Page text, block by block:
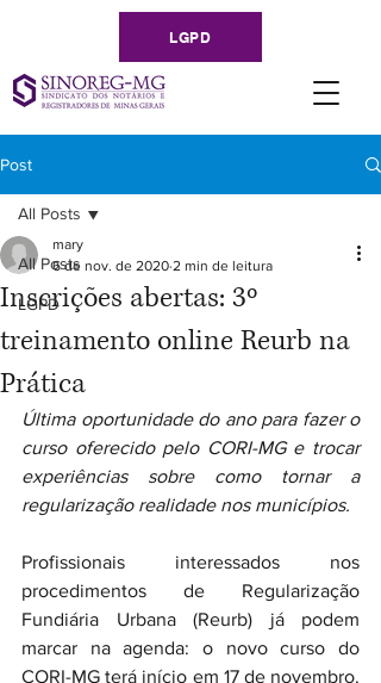
LGPD
Post
All Posts
LGPD
All Posts
Inscrições abertas: 3º
treinamento online Reurb na
Prática
mary
6 de nov. de 2020 2 min de leitura
Última oportunidade do ano para fazer o
curso oferecido pelo CORI-MG e trocar
experiências sobre como tornar a
regularização realidade nos municípios.
Profissionais interessados nos
procedimentos de Regularização
Fundiária Urbana (Reurb) já podem
marcar na agenda: o novo curso do
CORI-MG terá início em 17 de novembro.